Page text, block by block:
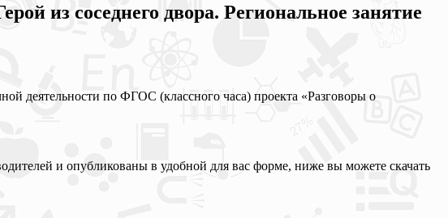
из соседнего двора. Региональное занятие
деятельности по ФГОС (классного часа) проекта «Разговоры о
и опубликованы в удобной для вас форме, ниже вы можете скачать